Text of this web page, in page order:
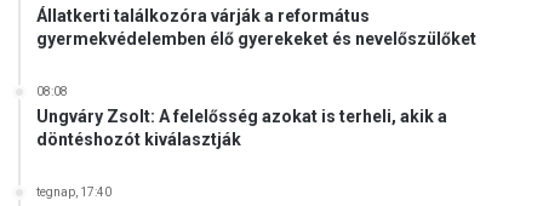
Állatkerti találkozóra várják a református
gyermekvédelemben élő gyerekeket és nevelőszülőket
08:08
Ungváry Zsolt: A felelősség azokat is terheli, akik a
döntéshozót kiválasztják
tegnap, 17:40